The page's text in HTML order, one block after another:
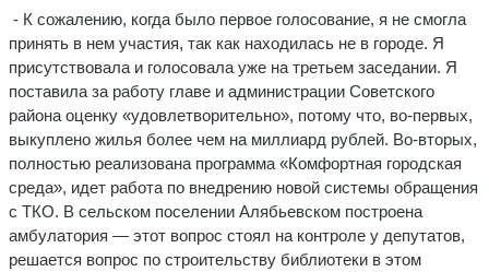
- К сожалению, когда было первое голосование, я не смогла
принять в нем участия, так как находилась не в городе. Я
присутствовала и голосовала уже на третьем заседании. Я
поставила за работу главе и администрации Советского
района оценку «удовлетворительно», потому что, во-первых,
выкуплено жилья более чем на миллиард рублей. Во-вторых,
полностью реализована программа «Комфортная городская
среда», идет работа по внедрению новой системы обращения
с ТКО. В сельском поселении Алябьевском построена
амбулатория — этот вопрос стоял на контроле у депутатов,
решается вопрос по строительству библиотеки в этом